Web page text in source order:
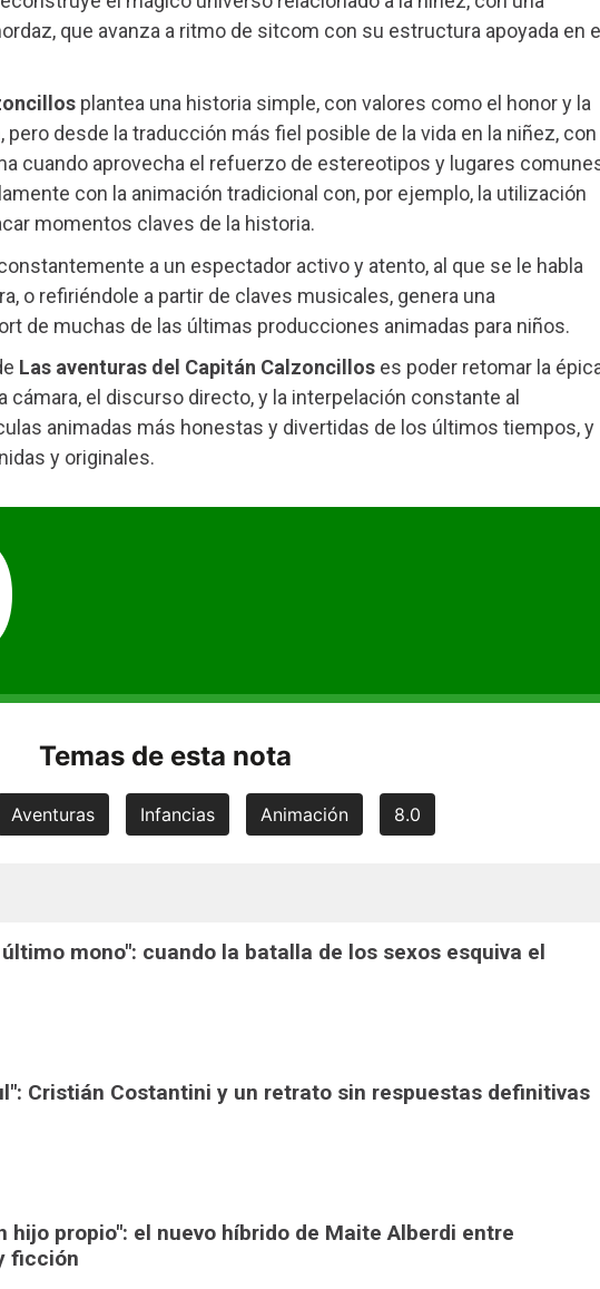
que avanza a ritmo de sitcom con su estructura apoyada en el
plantea una historia simple, con valores como el honor y la
desde la traducción más fiel posible de la vida en la niñez, con
cuando aprovecha el refuerzo de estereotipos y lugares
con la animación tradicional con, por ejemplo, la utilización
momentos claves de la historia.
a un espectador activo y atento, al que se le habla
o refiriéndole a partir de claves musicales, genera una
de muchas de las últimas producciones animadas para niños.
Las aventuras del Capitán Calzoncilloses poder retomar la
cámara, el discurso directo, y la interpelación constante al
animadas más honestas y divertidas de los últimos tiempos, y
y originales.
Temas de esta nota
Aventuras Infancias Animación 8.0
mono": cuando la batalla de los sexos esquiva el
Cristián Costantini y un retrato sin respuestas definitivas
hijo propio": el nuevo híbrido de Maite Alberdi entre
ficción